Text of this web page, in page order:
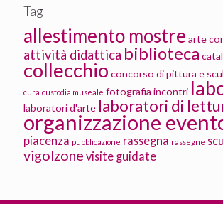
Tag
allestimento mostre arte
attività didattica biblioteca
collecchio concorso di pittura e
cura custodia museale fotografia incontri
laboratori d'arte laboratori di
organizzazione
piacenza pubblicazione rassegna rassegne
vigolzone visite guidate